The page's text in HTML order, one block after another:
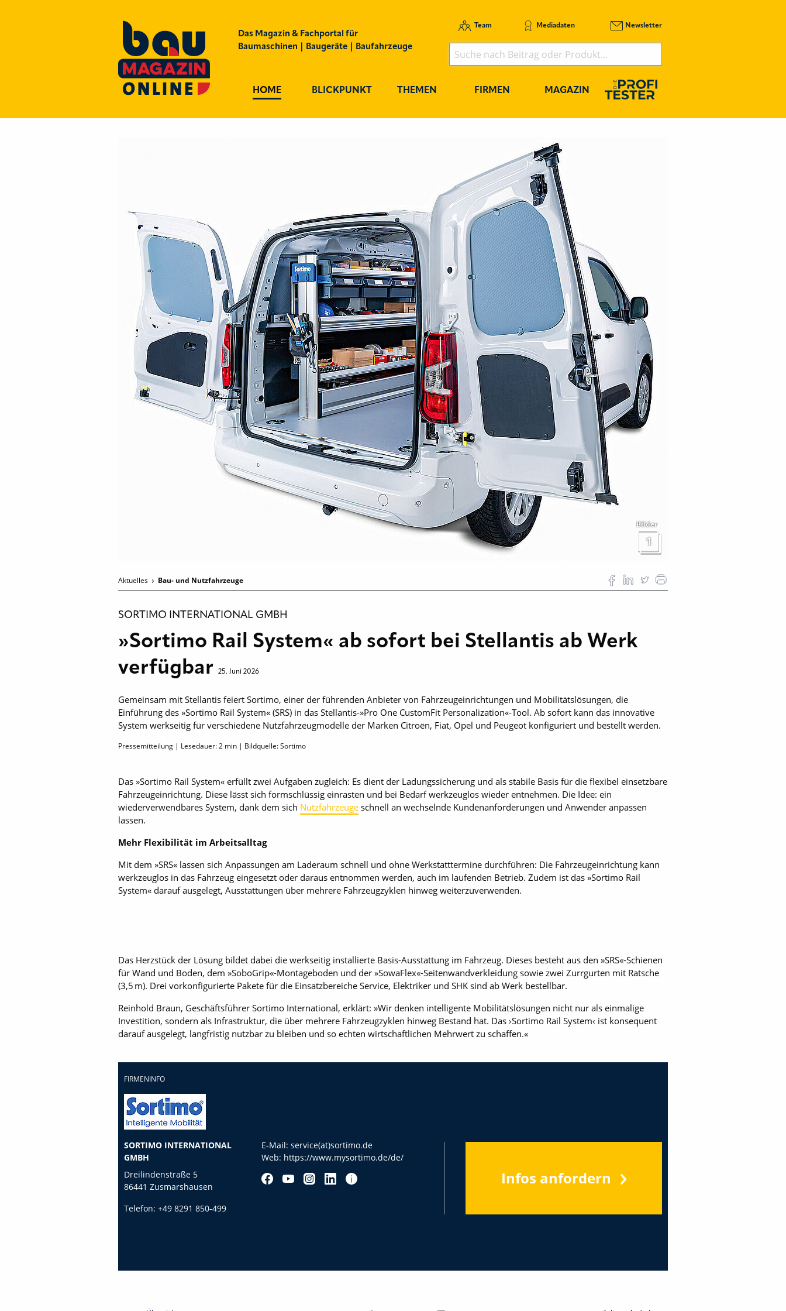
Das Magazin & Fachportal für
Baumaschinen | Baugeräte | Baufahrzeuge
Team Mediadaten Newsletter
HOME BLICKPUNKT THEMEN FIRMEN MAGAZIN
Bilder
1
Aktuelles Bau- und Nutzfahrzeuge
SORTIMO INTERNATIONAL GMBH
»Sortimo Rail System« ab sofort bei Stellantis ab Werk
verfügbar
25. Juni 2026
Gemeinsam mit Stellantis feiert Sortimo, einer der führenden Anbieter von Fahrzeugeinrichtungen und Mobilitätslösungen, die
Einführung des »Sortimo Rail System« (SRS) in das Stellantis-»Pro One CustomFit Personalization«-Tool. Ab sofort kann das innovative
System werkseitig für verschiedene Nutzfahrzeugmodelle der Marken Citroën, Fiat, Opel und Peugeot konfiguriert und bestellt werden.
Pressemitteilung | Lesedauer:2 min | Bildquelle: Sortimo
Das »Sortimo Rail System« erfüllt zwei Aufgaben zugleich: Es dient der Ladungssicherung und als stabile Basis für die flexibel einsetzbare
Fahrzeugeinrichtung. Diese lässt sich formschlüssig einrasten und bei Bedarf werkzeuglos wieder entnehmen. Die Idee: ein
wiederverwendbares System, dank dem sich Nutzfahrzeuge schnell an wechselnde Kundenanforderungen und Anwender anpassen
lassen.
Mehr Flexibilität im Arbeitsalltag
Mit dem »SRS« lassen sich Anpassungen am Laderaum schnell und ohne Werkstatttermine durchführen: Die Fahrzeugeinrichtung kann
werkzeuglos in das Fahrzeug eingesetzt oder daraus entnommen werden, auch im laufenden Betrieb. Zudem ist das »Sortimo Rail
System« darauf ausgelegt, Ausstattungen über mehrere Fahrzeugzyklen hinweg weiterzuverwenden.
Das Herzstück der Lösung bildet dabei die werkseitig installierte Basis-Ausstattung im Fahrzeug. Dieses besteht aus den »SRS«-Schienen
für Wand und Boden, dem »SoboGrip«-Montageboden und der »SowaFlex«-Seitenwandverkleidung sowie zwei Zurrgurten mit Ratsche
(3,5 m). Drei vorkonfigurierte Pakete für die Einsatzbereiche Service, Elektriker und SHK sind ab Werk bestellbar.
Reinhold Braun, Geschäftsführer Sortimo International, erklärt: »Wir denken intelligente Mobilitätslösungen nicht nur als einmalige
Investition, sondern als Infrastruktur, die über mehrere Fahrzeugzyklen hinweg Bestand hat. Das ›Sortimo Rail System‹ ist konsequent
darauf ausgelegt, langfristig nutzbar zu bleiben und so echten wirtschaftlichen Mehrwert zu schaffen.«
FIRMENINFO
SORTIMO INTERNATIONAL
GMBH
Dreilindenstraße 5
86441 Zusmarshausen
Telefon: +49 8291 850-499
E-Mail: service(at)sortimo.de
Web: https://www.mysortimo.de/de/
Infos anfordern